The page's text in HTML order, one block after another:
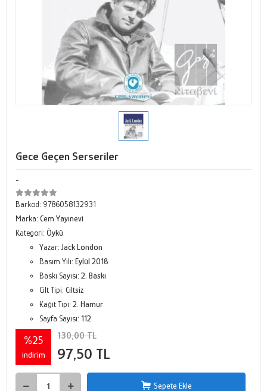
Gece Geçen Serseriler
-
Barkod: 9786058132931
Marka: Cem Yayınevi
Kategori: Öykü
Yazar: Jack London
Basım Yılı: Eylül 2018
Baskı Sayısı: 2. Baskı
Cilt Tipi: Ciltsiz
Kağıt Tipi: 2. Hamur
Sayfa Sayısı: 112
%25
indirim
130,00 TL
97,50 TL
Sepete Ekle